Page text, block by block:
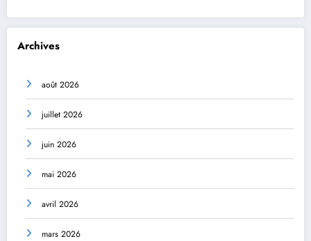
Archives
août 2026
juillet 2026
juin 2026
mai 2026
avril 2026
mars 2026